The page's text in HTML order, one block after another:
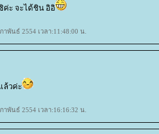
ค่ะ จะได้ชิน อิอิ
พันธ์ 2554 เวลา:11:48:00 น.
ล้วค่ะ
พันธ์ 2554 เวลา:16:16:32 น.